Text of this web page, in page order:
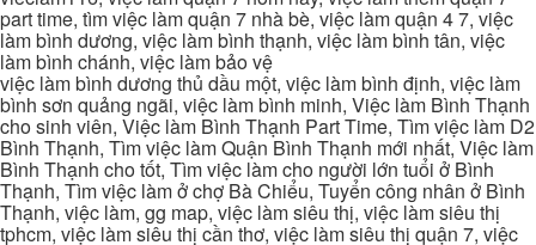
part time, tìm việc làm quận 7 nhà bè, việc làm quận 4 7, việc
làm bình dương, việc làm bình thạnh, việc làm bình tân, việc
làm bình chánh, việc làm bảo vệ
việc làm bình dương thủ dầu một, việc làm bình định, việc làm
bình sơn quảng ngãi, việc làm bình minh, Việc làm Bình Thạnh
cho sinh viên, Việc làm Bình Thạnh Part Time, Tìm việc làm D2
Bình Thạnh, Tìm việc làm Quận Bình Thạnh mới nhất, Việc làm
Bình Thạnh cho tốt, Tìm việc làm cho người lớn tuổi ở Bình
Thạnh, Tìm việc làm ở chợ Bà Chiểu, Tuyển công nhân ở Bình
Thạnh, việc làm, gg map, việc làm siêu thị, việc làm siêu thị
tphcm, việc làm siêu thị cần thơ, việc làm siêu thị quận 7, việc